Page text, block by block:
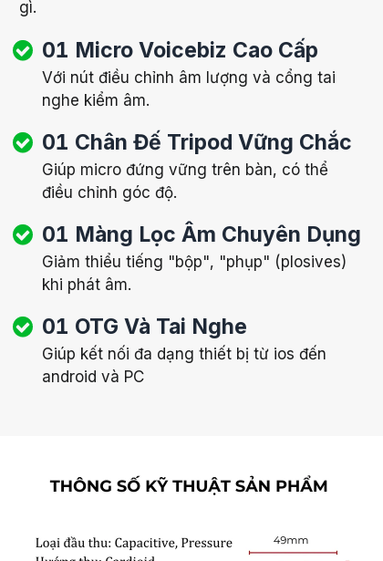
gì.
01 Micro Voicebiz Cao Cấp
Với nút điều chỉnh âm lượng và cổng tai
nghe kiểm âm.
01 Chân Đế Tripod Vững Chắc
Giúp micro đứng vững trên bàn, có thể
điều chỉnh góc độ.
01 Màng Lọc Âm Chuyên Dụng
Giảm thiểu tiếng "bộp", "phụp" (plosives)
khi phát âm.
01 OTG Và Tai Nghe
Giúp kết nối đa dạng thiết bị từ ios đến
android và PC